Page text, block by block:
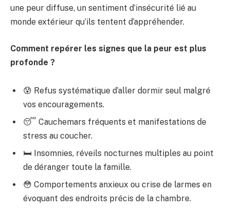
une peur diffuse, un sentiment d’insécurité lié au
monde extérieur qu’ils tentent d’appréhender.
Comment repérer les signes que la peur est plus
profonde ?
😰 Refus systématique d’aller dormir seul malgré
vos encouragements.
😴 Cauchemars fréquents et manifestations de
stress au coucher.
🛏️ Insomnies, réveils nocturnes multiples au point
de déranger toute la famille.
😳 Comportements anxieux ou crise de larmes en
évoquant des endroits précis de la chambre.